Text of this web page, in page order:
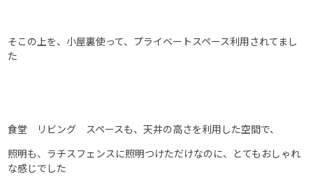
そこの上を、小屋裏使って、プライベートスペース利用されてまし
た
食堂 リビング スペースも、天井の高さを利用した空間で、
照明も、ラチスフェンスに照明つけただけなのに、とてもおしゃれ
な感じでした